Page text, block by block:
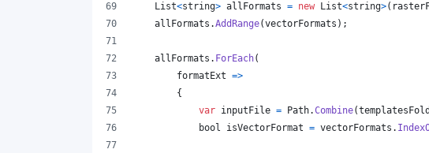
List<string> allFormats = new List<string>(
allFormats .AddRange(vectorFormats ) ;
allFormats . ForEach(
        formatExt
=>
{
var inputFile = Path.Combine(
bool
isVectorFormat = vectorFormats .